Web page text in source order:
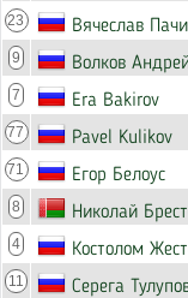
23 Вячеслав
9 Волков
7 Era Bakirov
77 Pavel Kulikov
71 Егор Белоус
8 Николай
4 Костолом
11 Серега